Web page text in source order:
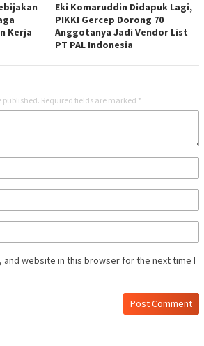
Kerja
Eki Komaruddin Didapuk Lagi,
PIKKI Gercep Dorong 70
Anggotanya Jadi Vendor List
PT PAL Indonesia
published. Required fields are marked *
and website in this browser for the next time I